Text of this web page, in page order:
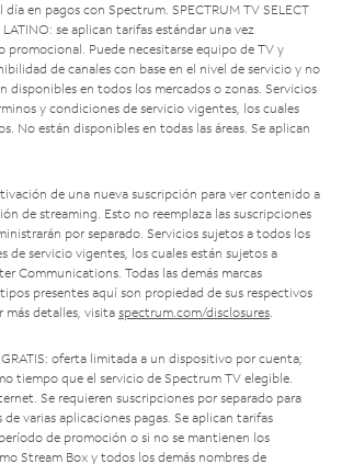
en pagos con Spectrum. SPECTRUM TV SELECT
se aplican tarifas estándar una vez
promocional. Puede necesitarse equipo de TV y
de canales con base en el nivel de servicio y no
disponibles en todos los mercados o zonas. Servicios
y condiciones de servicio vigentes, los cuales
No están disponibles en todas las áreas. Se aplican
de una nueva suscripción para ver contenido a
de streaming. Esto no reemplaza las suscripciones
por separado. Servicios sujetos a todos los
de servicio vigentes, los cuales están sujetos a
Communications. Todas las demás marcas
presentes aquí son propiedad de sus respectivos
más detalles, visitaspectrum.com/disclosures.
oferta limitada a un dispositivo por cuenta;
tiempo que el servicio de Spectrum TV elegible.
Se requieren suscripciones por separado para
varias aplicaciones pagas. Se aplican tarifas
de promoción o si no se mantienen los
Stream Box y todos los demás nombres de